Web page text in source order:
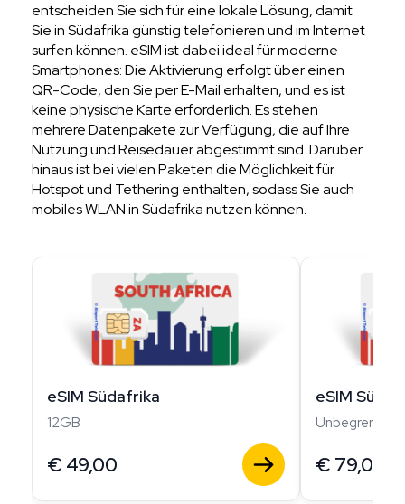
entscheiden Sie sich für eine lokale Lösung, damit
Sie in Südafrika günstig telefonieren und im Internet
surfen können. eSIM ist dabei ideal für moderne
Smartphones: Die Aktivierung erfolgt über einen
QR-Code, den Sie per E-Mail erhalten, und es ist
keine physische Karte erforderlich. Es stehen
mehrere Datenpakete zur Verfügung, die auf Ihre
Nutzung und Reisedauer abgestimmt sind. Darüber
hinaus ist bei vielen Paketen die Möglichkeit für
Hotspot und Tethering enthalten, sodass Sie auch
mobiles WLAN in Südafrika nutzen können.
eSIM Südafrika
12GB
€ 49,00
eSIM
Unbegrenzt
€ 79,00